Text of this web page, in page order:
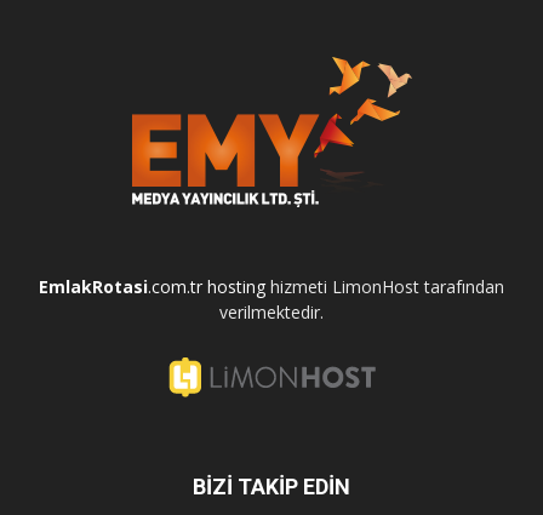
EmlakRotasi.com.tr hosting hizmeti LimonHost tarafından
verilmektedir.
BİZİ TAKİP EDİN